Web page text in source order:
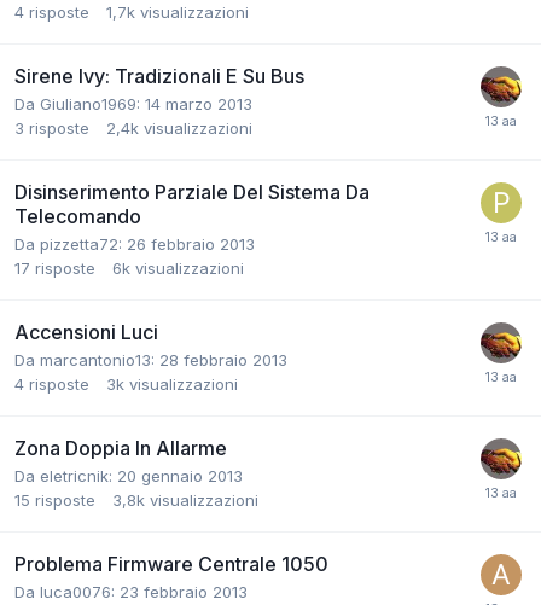
4 risposte 1,7k visualizzazioni
Sirene Ivy: Tradizionali E Su Bus
Da Giuliano1969: 14 marzo 2013
3 risposte 2,4k visualizzazioni
Disinserimento Parziale Del Sistema Da
Telecomando
Da pizzetta72: 26 febbraio 2013
17 risposte 6k visualizzazioni
Accensioni Luci
Da marcantonio13: 28 febbraio 2013
4 risposte 3k visualizzazioni
Zona Doppia In Allarme
Da eletricnik: 20 gennaio 2013
15 risposte 3,8k visualizzazioni
Problema Firmware Centrale 1050
Da luca0076: 23 febbraio 2013